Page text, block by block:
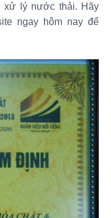
xử lý nước thải. Hãy
ngay hôm nay để